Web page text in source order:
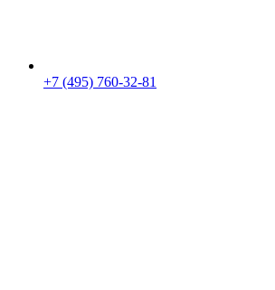
+7 (495) 760-32-81